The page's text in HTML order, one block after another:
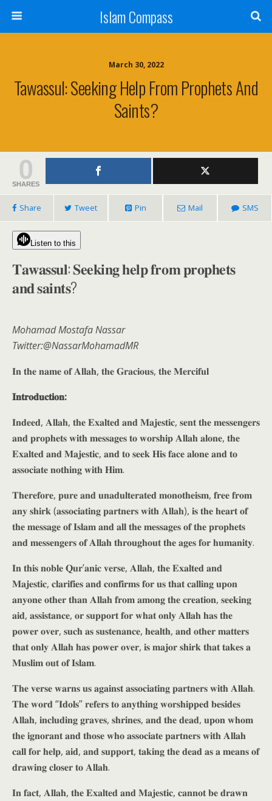
Islam Compass
March 30, 2022
Tawassul: Seeking Help From Prophets And
Saints?
0
SHARES
Share Tweet Pin Mail SMS
Listen to this
𝐓𝐚𝐰𝐚𝐬𝐬𝐮𝐥: 𝐒𝐞𝐞𝐤𝐢𝐧𝐠 𝐡𝐞𝐥𝐩 𝐟𝐫𝐨𝐦 𝐩𝐫𝐨𝐩𝐡𝐞𝐭𝐬
𝐚𝐧𝐝 𝐬𝐚𝐢𝐧𝐭𝐬?
Mohamad Mostafa Nassar
Twitter:@NassarMohamadMR
𝐈𝐧 𝐭𝐡𝐞 𝐧𝐚𝐦𝐞 𝐨𝐟 𝐀𝐥𝐥𝐚𝐡, 𝐭𝐡𝐞 𝐆𝐫𝐚𝐜𝐢𝐨𝐮𝐬, 𝐭𝐡𝐞 𝐌𝐞𝐫𝐜𝐢𝐟𝐮𝐥
𝐈𝐧𝐭𝐫𝐨𝐝𝐮𝐜𝐭𝐢𝐨𝐧:
𝐈𝐧𝐝𝐞𝐞𝐝, 𝐀𝐥𝐥𝐚𝐡, 𝐭𝐡𝐞 𝐄𝐱𝐚𝐥𝐭𝐞𝐝 𝐚𝐧𝐝 𝐌𝐚𝐣𝐞𝐬𝐭𝐢𝐜, 𝐬𝐞𝐧𝐭 𝐭𝐡𝐞 𝐦𝐞𝐬𝐬𝐞𝐧𝐠𝐞𝐫𝐬
𝐚𝐧𝐝 𝐩𝐫𝐨𝐩𝐡𝐞𝐭𝐬 𝐰𝐢𝐭𝐡 𝐦𝐞𝐬𝐬𝐚𝐠𝐞𝐬 𝐭𝐨 𝐰𝐨𝐫𝐬𝐡𝐢𝐩 𝐀𝐥𝐥𝐚𝐡 𝐚𝐥𝐨𝐧𝐞, 𝐭𝐡𝐞
𝐄𝐱𝐚𝐥𝐭𝐞𝐝 𝐚𝐧𝐝 𝐌𝐚𝐣𝐞𝐬𝐭𝐢𝐜, 𝐚𝐧𝐝 𝐭𝐨 𝐬𝐞𝐞𝐤 𝐇𝐢𝐬 𝐟𝐚𝐜𝐞 𝐚𝐥𝐨𝐧𝐞 𝐚𝐧𝐝 𝐭𝐨
𝐚𝐬𝐬𝐨𝐜𝐢𝐚𝐭𝐞 𝐧𝐨𝐭𝐡𝐢𝐧𝐠 𝐰𝐢𝐭𝐡 𝐇𝐢𝐦.
𝐓𝐡𝐞𝐫𝐞𝐟𝐨𝐫𝐞, 𝐩𝐮𝐫𝐞 𝐚𝐧𝐝 𝐮𝐧𝐚𝐝𝐮𝐥𝐭𝐞𝐫𝐚𝐭𝐞𝐝 𝐦𝐨𝐧𝐨𝐭𝐡𝐞𝐢𝐬𝐦, 𝐟𝐫𝐞𝐞 𝐟𝐫𝐨𝐦
𝐚𝐧𝐲 𝐬𝐡𝐢𝐫𝐤 (𝐚𝐬𝐬𝐨𝐜𝐢𝐚𝐭𝐢𝐧𝐠 𝐩𝐚𝐫𝐭𝐧𝐞𝐫𝐬 𝐰𝐢𝐭𝐡 𝐀𝐥𝐥𝐚𝐡), 𝐢𝐬 𝐭𝐡𝐞 𝐡𝐞𝐚𝐫𝐭 𝐨𝐟
𝐭𝐡𝐞 𝐦𝐞𝐬𝐬𝐚𝐠𝐞 𝐨𝐟 𝐈𝐬𝐥𝐚𝐦 𝐚𝐧𝐝 𝐚𝐥𝐥 𝐭𝐡𝐞 𝐦𝐞𝐬𝐬𝐚𝐠𝐞𝐬 𝐨𝐟 𝐭𝐡𝐞 𝐩𝐫𝐨𝐩𝐡𝐞𝐭𝐬
𝐚𝐧𝐝 𝐦𝐞𝐬𝐬𝐞𝐧𝐠𝐞𝐫𝐬 𝐨𝐟 𝐀𝐥𝐥𝐚𝐡 𝐭𝐡𝐫𝐨𝐮𝐠𝐡𝐨𝐮𝐭 𝐭𝐡𝐞 𝐚𝐠𝐞𝐬 𝐟𝐨𝐫 𝐡𝐮𝐦𝐚𝐧𝐢𝐭𝐲.
𝐈𝐧 𝐭𝐡𝐢𝐬 𝐧𝐨𝐛𝐥𝐞 𝐐𝐮𝐫’𝐚𝐧𝐢𝐜 𝐯𝐞𝐫𝐬𝐞, 𝐀𝐥𝐥𝐚𝐡, 𝐭𝐡𝐞 𝐄𝐱𝐚𝐥𝐭𝐞𝐝 𝐚𝐧𝐝
𝐌𝐚𝐣𝐞𝐬𝐭𝐢𝐜, 𝐜𝐥𝐚𝐫𝐢𝐟𝐢𝐞𝐬 𝐚𝐧𝐝 𝐜𝐨𝐧𝐟𝐢𝐫𝐦𝐬 𝐟𝐨𝐫 𝐮𝐬 𝐭𝐡𝐚𝐭 𝐜𝐚𝐥𝐥𝐢𝐧𝐠 𝐮𝐩𝐨𝐧
𝐚𝐧𝐲𝐨𝐧𝐞 𝐨𝐭𝐡𝐞𝐫 𝐭𝐡𝐚𝐧 𝐀𝐥𝐥𝐚𝐡 𝐟𝐫𝐨𝐦 𝐚𝐦𝐨𝐧𝐠 𝐭𝐡𝐞 𝐜𝐫𝐞𝐚𝐭𝐢𝐨𝐧, 𝐬𝐞𝐞𝐤𝐢𝐧𝐠
𝐚𝐢𝐝, 𝐚𝐬𝐬𝐢𝐬𝐭𝐚𝐧𝐜𝐞, 𝐨𝐫 𝐬𝐮𝐩𝐩𝐨𝐫𝐭 𝐟𝐨𝐫 𝐰𝐡𝐚𝐭 𝐨𝐧𝐥𝐲 𝐀𝐥𝐥𝐚𝐡 𝐡𝐚𝐬 𝐭𝐡𝐞
𝐩𝐨𝐰𝐞𝐫 𝐨𝐯𝐞𝐫, 𝐬𝐮𝐜𝐡 𝐚𝐬 𝐬𝐮𝐬𝐭𝐞𝐧𝐚𝐧𝐜𝐞, 𝐡𝐞𝐚𝐥𝐭𝐡, 𝐚𝐧𝐝 𝐨𝐭𝐡𝐞𝐫 𝐦𝐚𝐭𝐭𝐞𝐫𝐬
𝐭𝐡𝐚𝐭 𝐨𝐧𝐥𝐲 𝐀𝐥𝐥𝐚𝐡 𝐡𝐚𝐬 𝐩𝐨𝐰𝐞𝐫 𝐨𝐯𝐞𝐫, 𝐢𝐬 𝐦𝐚𝐣𝐨𝐫 𝐬𝐡𝐢𝐫𝐤 𝐭𝐡𝐚𝐭 𝐭𝐚𝐤𝐞𝐬 𝐚
𝐌𝐮𝐬𝐥𝐢𝐦 𝐨𝐮𝐭 𝐨𝐟 𝐈𝐬𝐥𝐚𝐦.
𝐓𝐡𝐞 𝐯𝐞𝐫𝐬𝐞 𝐰𝐚𝐫𝐧𝐬 𝐮𝐬 𝐚𝐠𝐚𝐢𝐧𝐬𝐭 𝐚𝐬𝐬𝐨𝐜𝐢𝐚𝐭𝐢𝐧𝐠 𝐩𝐚𝐫𝐭𝐧𝐞𝐫𝐬 𝐰𝐢𝐭𝐡 𝐀𝐥𝐥𝐚𝐡.
𝐓𝐡𝐞 𝐰𝐨𝐫𝐝 “𝐈𝐝𝐨𝐥𝐬” 𝐫𝐞𝐟𝐞𝐫𝐬 𝐭𝐨 𝐚𝐧𝐲𝐭𝐡𝐢𝐧𝐠 𝐰𝐨𝐫𝐬𝐡𝐢𝐩𝐩𝐞𝐝 𝐛𝐞𝐬𝐢𝐝𝐞𝐬
𝐀𝐥𝐥𝐚𝐡, 𝐢𝐧𝐜𝐥𝐮𝐝𝐢𝐧𝐠 𝐠𝐫𝐚𝐯𝐞𝐬, 𝐬𝐡𝐫𝐢𝐧𝐞𝐬, 𝐚𝐧𝐝 𝐭𝐡𝐞 𝐝𝐞𝐚𝐝, 𝐮𝐩𝐨𝐧 𝐰𝐡𝐨𝐦
𝐭𝐡𝐞 𝐢𝐠𝐧𝐨𝐫𝐚𝐧𝐭 𝐚𝐧𝐝 𝐭𝐡𝐨𝐬𝐞 𝐰𝐡𝐨 𝐚𝐬𝐬𝐨𝐜𝐢𝐚𝐭𝐞 𝐩𝐚𝐫𝐭𝐧𝐞𝐫𝐬 𝐰𝐢𝐭𝐡 𝐀𝐥𝐥𝐚𝐡
𝐜𝐚𝐥𝐥 𝐟𝐨𝐫 𝐡𝐞𝐥𝐩, 𝐚𝐢𝐝, 𝐚𝐧𝐝 𝐬𝐮𝐩𝐩𝐨𝐫𝐭, 𝐭𝐚𝐤𝐢𝐧𝐠 𝐭𝐡𝐞 𝐝𝐞𝐚𝐝 𝐚𝐬 𝐚 𝐦𝐞𝐚𝐧𝐬 𝐨𝐟
𝐝𝐫𝐚𝐰𝐢𝐧𝐠 𝐜𝐥𝐨𝐬𝐞𝐫 𝐭𝐨 𝐀𝐥𝐥𝐚𝐡.
𝐈𝐧 𝐟𝐚𝐜𝐭, 𝐀𝐥𝐥𝐚𝐡, 𝐭𝐡𝐞 𝐄𝐱𝐚𝐥𝐭𝐞𝐝 𝐚𝐧𝐝 𝐌𝐚𝐣𝐞𝐬𝐭𝐢𝐜, 𝐜𝐚𝐧𝐧𝐨𝐭 𝐛𝐞 𝐝𝐫𝐚𝐰𝐧